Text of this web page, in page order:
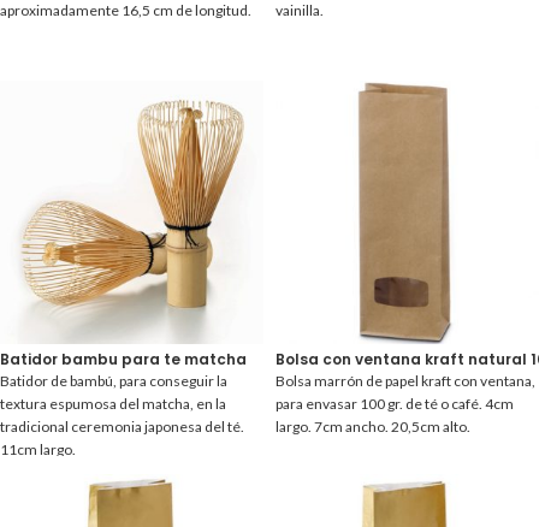
aproximadamente 16,5 cm de longitud.
vainilla.
Batidor bambu para te matcha
Batidor de bambú, para conseguir la
textura espumosa del matcha, en la
tradicional ceremonia japonesa del té.
11cm largo.
Bolsa con ventana kraft natural
Bolsa marrón de papel kraft con ventana,
para envasar 100 gr. de té o café. 4cm
largo. 7cm ancho. 20,5cm alto.